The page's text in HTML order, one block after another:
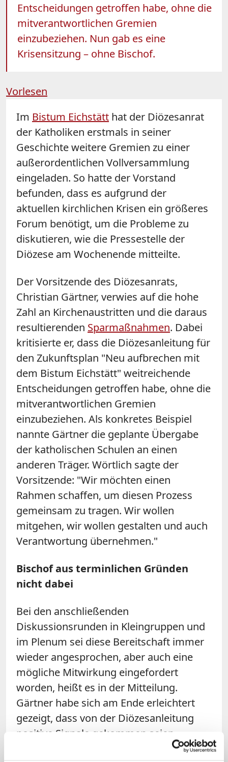
Entscheidungen getroffen habe, ohne die
mitverantwortlichen Gremien
einzubeziehen. Nun gab es eine
Krisensitzung – ohne Bischof.
Vorlesen
Im Bistum Eichstätt hat der Diözesanrat
der Katholiken erstmals in seiner
Geschichte weitere Gremien zu einer
außerordentlichen Vollversammlung
eingeladen. So hatte der Vorstand
befunden, dass es aufgrund der
aktuellen kirchlichen Krisen ein größeres
Forum benötigt, um die Probleme zu
diskutieren, wie die Pressestelle der
Diözese am Wochenende mitteilte.
Der Vorsitzende des Diözesanrats,
Christian Gärtner, verwies auf die hohe
Zahl an Kirchenaustritten und die daraus
resultierenden Sparmaßnahmen. Dabei
kritisierte er, dass die Diözesanleitung für
den Zukunftsplan "Neu aufbrechen mit
dem Bistum Eichstätt" weitreichende
Entscheidungen getroffen habe, ohne die
mitverantwortlichen Gremien
einzubeziehen. Als konkretes Beispiel
nannte Gärtner die geplante Übergabe
der katholischen Schulen an einen
anderen Träger. Wörtlich sagte der
Vorsitzende: "Wir möchten einen
Rahmen schaffen, um diesen Prozess
gemeinsam zu tragen. Wir wollen
mitgehen, wir wollen gestalten und auch
Verantwortung übernehmen."
Bischof aus terminlichen Gründen
nicht dabei
Bei den anschließenden
Diskussionsrunden in Kleingruppen und
im Plenum sei diese Bereitschaft immer
wieder angesprochen, aber auch eine
mögliche Mitwirkung eingefordert
worden, heißt es in der Mitteilung.
Gärtner habe sich am Ende erleichtert
gezeigt, dass von der Diözesanleitung
positive Signale gekommen seien.
konnte den